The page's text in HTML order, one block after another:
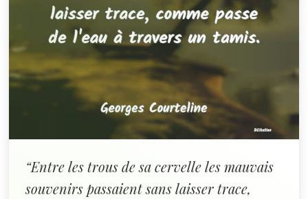
“Entre les trous de sa cervelle les mauvais
souvenirs passaient sans laisser trace,